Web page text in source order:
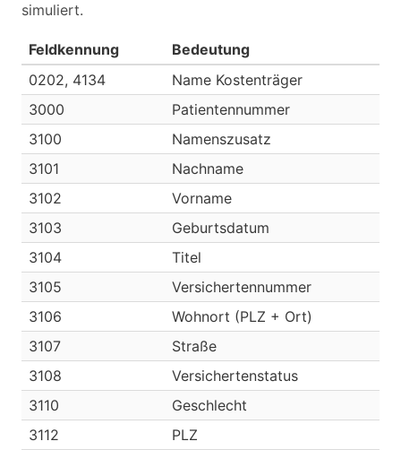
simuliert.
Feldkennung
Bedeutung
0202, 4134
Name Kostenträger
3000
Patientennummer
3100
Namenszusatz
3101
Nachname
3102
Vorname
3103
Geburtsdatum
3104
Titel
3105
Versichertennummer
3106
Wohnort (PLZ + Ort)
3107
Straße
3108
Versichertenstatus
3110
Geschlecht
3112
PLZ